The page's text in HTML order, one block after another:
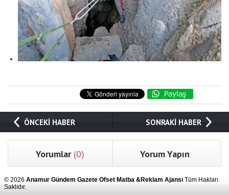
ÖNCEKİ HABER SONRAKİ HABER
Yorumlar (0) Yorum Yapın
© 2026 Anamur Gündem Gazete Ofset Matba &Reklam Ajansı Tüm Hakları
Saklıdır.